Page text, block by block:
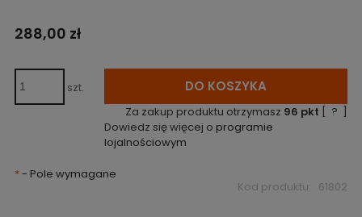
288,00 zł
szt. DO KOSZYKA
Za zakup produktu otrzymasz 96 pkt [ ? ]
Dowiedz się więcej o programie
lojalnościowym
*- Pole wymagane
Kod produktu: 61802